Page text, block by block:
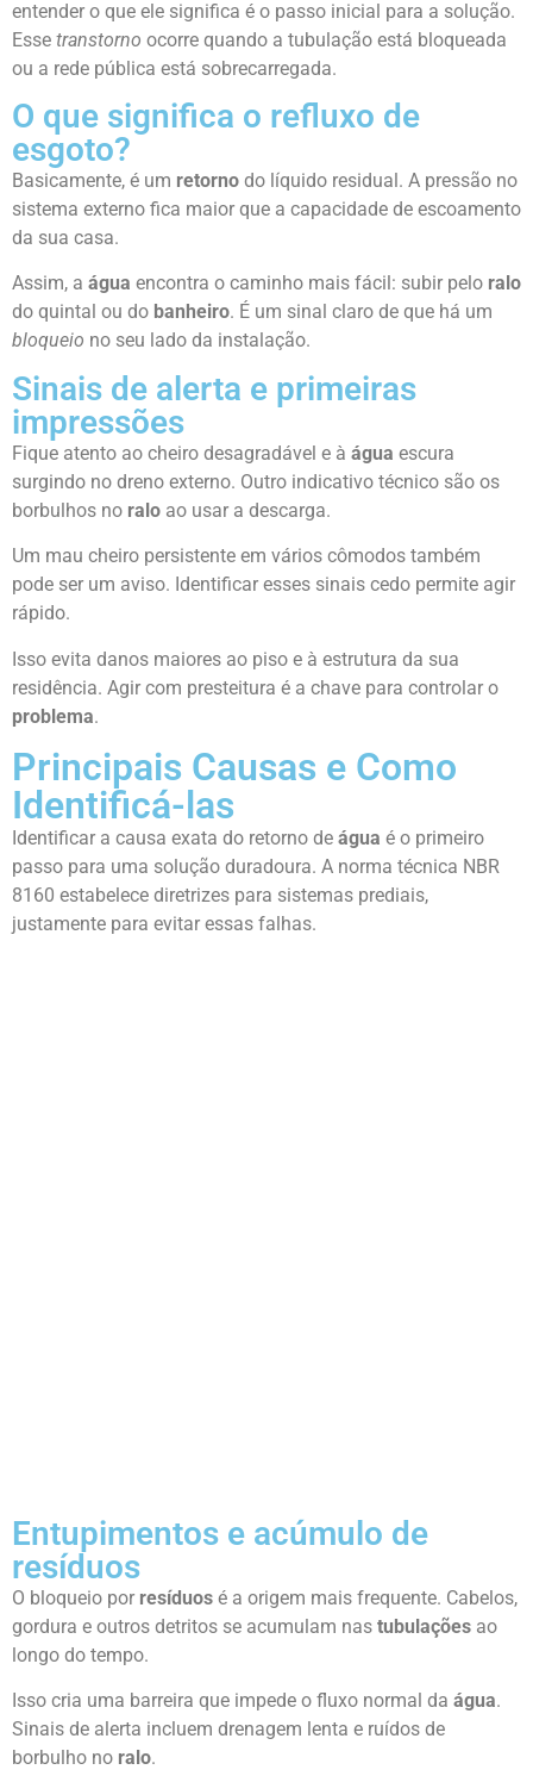
entender o que ele significa é o passo inicial para a solução.
Esse transtorno ocorre quando a tubulação está bloqueada
ou a rede pública está sobrecarregada.
O que significa o refluxo de
esgoto?
Basicamente, é um retorno do líquido residual. A pressão no
sistema externo fica maior que a capacidade de escoamento
da sua casa.
Assim, a água encontra o caminho mais fácil: subir pelo ralo
do quintal ou do banheiro. É um sinal claro de que há um
bloqueio no seu lado da instalação.
Sinais de alerta e primeiras
impressões
Fique atento ao cheiro desagradável e à água escura
surgindo no dreno externo. Outro indicativo técnico são os
borbulhos no ralo ao usar a descarga.
Um mau cheiro persistente em vários cômodos também
pode ser um aviso. Identificar esses sinais cedo permite agir
rápido.
Isso evita danos maiores ao piso e à estrutura da sua
residência. Agir com presteitura é a chave para controlar o
problema.
Principais Causas e Como
Identificá-las
Identificar a causa exata do retorno de água é o primeiro
passo para uma solução duradoura. A norma técnica NBR
8160 estabelece diretrizes para sistemas prediais,
justamente para evitar essas falhas.
Entupimentos e acúmulo de
resíduos
O bloqueio por resíduos é a origem mais frequente. Cabelos,
gordura e outros detritos se acumulam nas tubulações ao
longo do tempo.
Isso cria uma barreira que impede o fluxo normal da água.
Sinais de alerta incluem drenagem lenta e ruídos de
borbulho no ralo.